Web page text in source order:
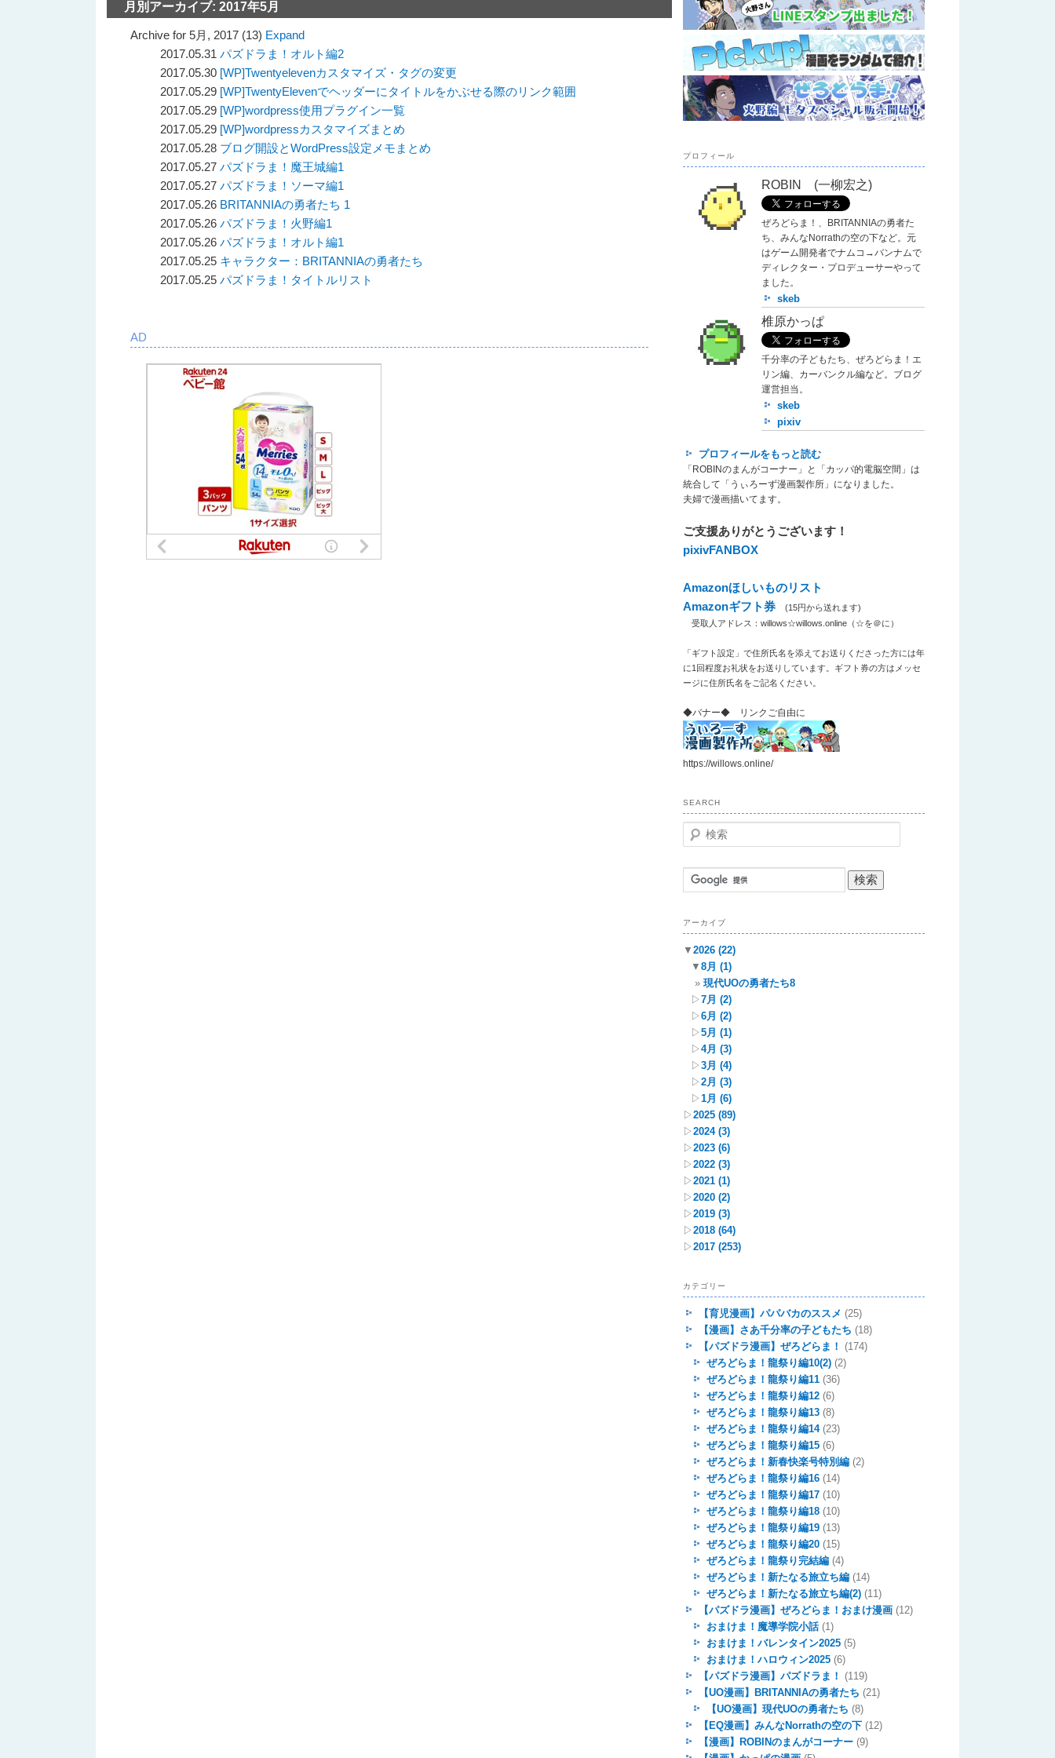
月別アーカイブ: 2017年5月
Archive for 5月, 2017 (13) Expand
2017.05.31 パズドラま！オルト編2
2017.05.30 [WP]Twentyelevenカスタマイズ・タグの変更
2017.05.29 [WP]TwentyElevenでヘッダーにタイトルをかぶせる際のリンク範囲
2017.05.29 [WP]wordpress使用プラグイン一覧
2017.05.29 [WP]wordpressカスタマイズまとめ
2017.05.28 ブログ開設とWordPress設定メモまとめ
2017.05.27 パズドラま！魔王城編1
2017.05.27 パズドラま！ソーマ編1
2017.05.26 BRITANNIAの勇者たち 1
2017.05.26 パズドラま！火野編1
2017.05.26 パズドラま！オルト編1
2017.05.25 キャラクター：BRITANNIAの勇者たち
2017.05.25 パズドラま！タイトルリスト
AD
プロフィール
ROBIN (一柳宏之)
ぜろどらま！、BRITANNIAの勇者た
ち、みんなNorrathの空の下など。元
はゲーム開発者でナムコ→バンナムで
ディレクター・プロデューサーやって
ました。
skeb
椎原かっぱ
千分率の子どもたち、ぜろどらま！エ
リン編、カーバンクル編など。ブログ
運営担当。
skeb
pixiv
プロフィールをもっと読む
「ROBINのまんがコーナー」と「カッパ的電脳空間」は
統合して「うぃろーず漫画製作所」になりました。
夫婦で漫画描いてます。
ご支援ありがとうございます！
pixivFANBOX
Amazonほしいものリスト
Amazonギフト券
(15円から送れます)
受取人アドレス：willows☆willows.online（☆を＠に）
「ギフト設定」で住所氏名を添えてお送りくださった方には年
に1回程度お礼状をお送りしています。ギフト券の方はメッセ
ージに住所氏名をご記名ください。
◆バナー◆ リンクご自由に
https://willows.online/
SEARCH
検
索
アーカイブ
▼ 2026 (22)
▼ 8月 (1)
現代UOの勇者たち8
▷7月 (2)
▷6月 (2)
▷5月 (1)
▷4月 (3)
▷3月 (4)
▷2月 (3)
▷1月 (6)
▷2025 (89)
▷2024 (3)
▷2023 (6)
▷2022 (3)
▷2021 (1)
▷2020 (2)
▷2019 (3)
▷2018 (64)
▷2017 (253)
カテゴリー
【育児漫画】パパバカのススメ (25)
【漫画】さあ千分率の子どもたち (18)
【パズドラ漫画】ぜろどらま！
(174)
ぜろどらま！龍祭り編10(2) (2)
ぜろどらま！龍祭り編11 (36)
ぜろどらま！龍祭り編12 (6)
ぜろどらま！龍祭り編13 (8)
ぜろどらま！龍祭り編14(23)
ぜろどらま！龍祭り編15 (6)
ぜろどらま！新春快楽号特別編 (2)
ぜろどらま！龍祭り編16 (14)
ぜろどらま！龍祭り編17 (10)
ぜろどらま！龍祭り編18 (10)
ぜろどらま！龍祭り編19 (13)
ぜろどらま！龍祭り編20 (15)
ぜろどらま！龍祭り完結編 (4)
ぜろどらま！新たなる旅立ち編 (14)
ぜろどらま！新たなる旅立ち編(2) (11)
【パズドラ漫画】ぜろどらま！おまけ漫画 (12)
おまけま！魔導学院小話(1)
おまけま！バレンタイン2025 (5)
おまけま！ハロウィン2025 (6)
【パズドラ漫画】パズドラま！
(119)
【UO漫画】BRITANNIAの勇者たち (21)
【UO漫画】現代UOの勇者たち (8)
【EQ漫画】みんなNorrathの空の下 (12)
【漫画】ROBINのまんがコーナー (9)